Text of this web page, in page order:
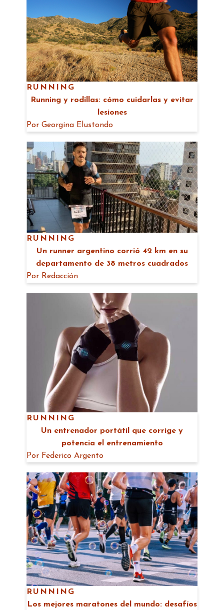
RUNNING
Running y rodillas: cómo cuidarlas y evitar
lesiones
Por Georgina Elustondo
RUNNING
Un runner argentino corrió 42 km en su
departamento de 38 metros cuadrados
Por Redacción
RUNNING
Un entrenador portátil que corrige y
potencia el entrenamiento
Por Federico Argento
RUNNING
Los mejores maratones del mundo: desafíos